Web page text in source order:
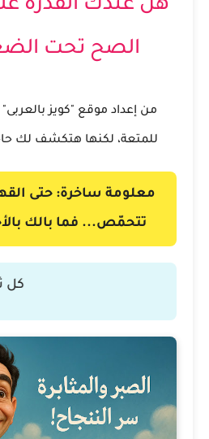
هل عندك القدرة
الصح تحت
من إعداد موقع "كويز
للمتعة، لكنها هتكشف لك
معلومة ساخرة: حتى
تتحمّص... فما بالك
كل